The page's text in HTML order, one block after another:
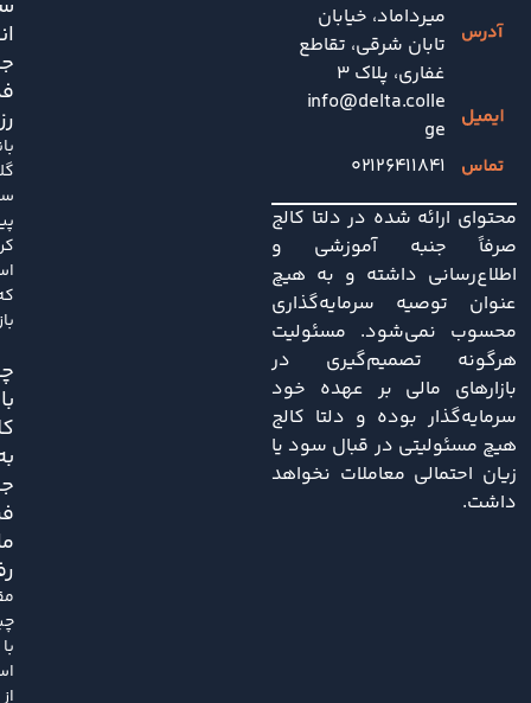
میرداماد، خیابان
تابان شرقی، تقاطع
غفاری، پلاک 3
info@delta.colle
ge
۰۲۱۲۶۴۱۱۸۴۱
محتوای ارائه شده در دلتا کالج
صرفاً جنبه آموزشی و
اطلاع‌رسانی داشته و به هیچ
عنوان توصیه سرمایه‌گذاری
محسوب نمی‌شود. مسئولیت
هرگونه تصمیم‌گیری در
بازارهای مالی بر عهده خود
سرمایه‌گذار بوده و دلتا کالج
هیچ مسئولیتی در قبال سود یا
زیان احتمالی معاملات نخواهد
داشت.
با
با
از